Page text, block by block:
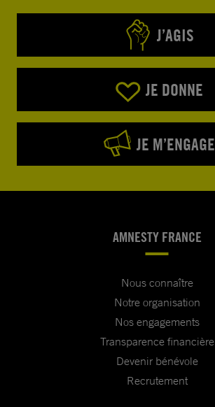
J’AGIS
JE DONNE
JE M’ENGAGE
AMNESTY FRANCE
Nous connaître
Notre organisation
Nos engagements
Transparence financière
Devenir bénévole
Recrutement